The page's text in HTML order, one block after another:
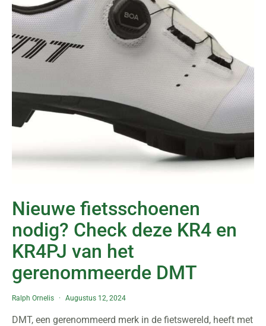
Nieuwe fietsschoenen
nodig? Check deze KR4 en
KR4PJ van het
gerenommeerde DMT
Ralph Ornelis Augustus 12, 2024
DMT, een gerenommeerd merk in de fietswereld, heeft met